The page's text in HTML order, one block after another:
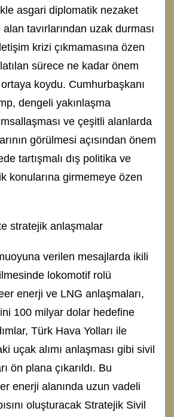
asgari diplomatik nezaket
alan tavırlarından uzak durması
krizi çıkmamasına özen
sürece ne kadar önem
koydu. Cumhurbaşkanı
dengeli yakınlaşma
ve çeşitli alanlarda
görülmesi açısından önem
tartışmalı dış politika ve
konularına girmemeye özen
stratejik anlaşmalar
verilen mesajlarda ikili
lokomotif rolü
enerji ve LNG anlaşmaları,
100 milyar dolar hedefine
Türk Hava Yolları ile
uçak alımı anlaşması gibi sivil
ön plana çıkarıldı. Bu
enerji alanında uzun vadeli
oluşturacak Stratejik Sivil